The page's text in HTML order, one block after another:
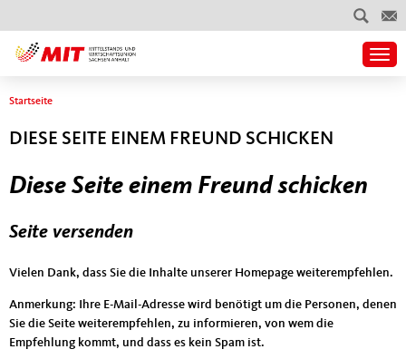
Sie sind hier
Startseite
DIESE SEITE EINEM FREUND SCHICKEN
Diese Seite einem Freund schicken
Seite versenden
Vielen Dank, dass Sie die Inhalte unserer Homepage weiterempfehlen.
Anmerkung: Ihre E-Mail-Adresse wird benötigt um die Personen, denen
Sie die Seite weiterempfehlen, zu informieren, von wem die
Empfehlung kommt, und dass es kein Spam ist.